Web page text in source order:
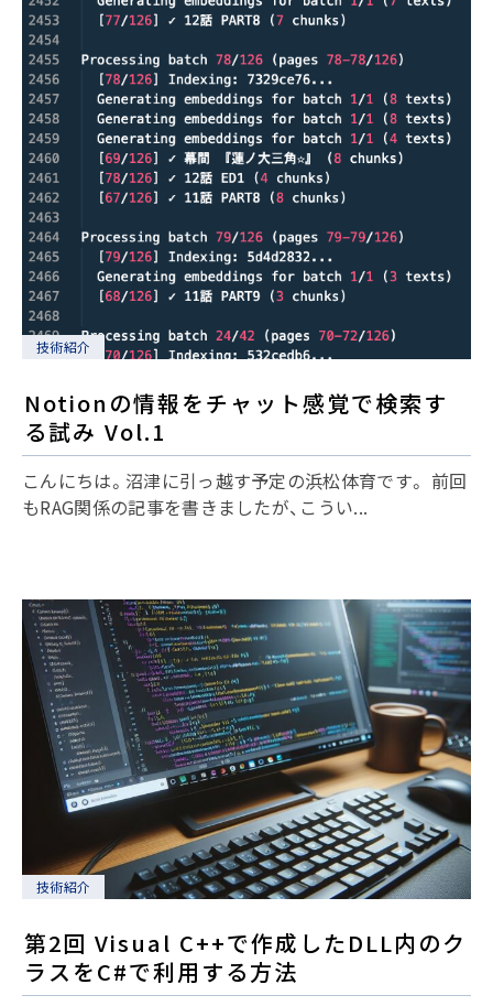
技術紹介
Notionの情報をチャット感覚で検索す
る試み Vol.1
こんにちは。沼津に引っ越す予定の浜松体育です。 前回
もRAG関係の記事を書きましたが、こうい...
技術紹介
第2回 Visual C++で作成したDLL内のク
ラスをC#で利用する方法